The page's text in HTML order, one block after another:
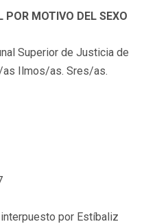
POR MOTIVO DEL SEXO
Superior de Justicia de
as Ilmos/as. Sres/as.
por Estíbaliz